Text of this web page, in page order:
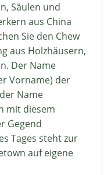
Säulen und
aus China
Sie den Chew
aus Holzhäusern,
Der Name
Vorname) der
Name
mit diesem
Gegend
Tages steht zur
auf eigene